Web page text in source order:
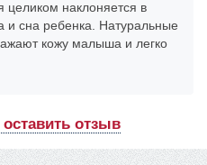
наклоняется в
и сна ребенка. Натуральные
кожу малыша и легко
отзыв